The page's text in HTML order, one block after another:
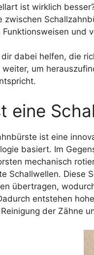
ist wirklich
zwischen
Funktionsweisen und
dabei helfen, die
um
eine
ist eine
basiert. Im
mechanisch
Schallwellen. Diese
übertragen,
entstehen
der Zähne